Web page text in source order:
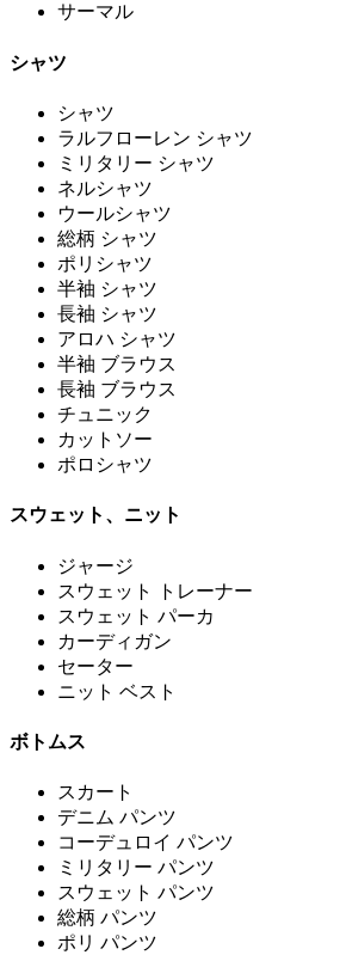
サーマル
シャツ
シャツ
ラルフローレン シャツ
ミリタリー シャツ
ネルシャツ
ウールシャツ
総柄 シャツ
ポリシャツ
半袖 シャツ
長袖 シャツ
アロハ シャツ
半袖 ブラウス
長袖 ブラウス
チュニック
カットソー
ポロシャツ
スウェット、ニット
ジャージ
スウェット トレーナー
スウェット パーカ
カーディガン
セーター
ニット ベスト
ボトムス
スカート
デニム パンツ
コーデュロイ パンツ
ミリタリー パンツ
スウェット パンツ
総柄 パンツ
ポリ パンツ